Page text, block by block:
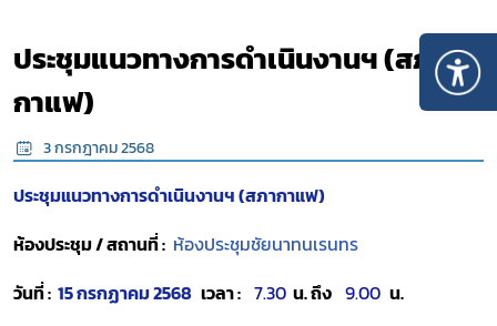
ประชุมแนวทางการดำเนินงานฯ (สภา
กาแฟ)
3 กรกฎาคม 2568
ประชุมแนวทางการดำเนินงานฯ (สภากาแฟ)
ห้องประชุม / สถานที่ : ห้องประชุมชัยนาทนเรนทร
วันที่ : 15 กรกฏาคม 2568 เวลา : 7.30 น.ถึง 9.00 น.